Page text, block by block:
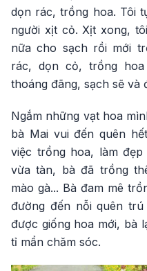
dọn rác, trồng hoa. Tôi
người xịt cỏ. Xịt xong,
nữa cho sạch rồi mới
rác, dọn cỏ, trồng
thoáng đãng, sạch sẽ và
Ngắm những vạt hoa
bà Mai vui đến quên
việc trồng hoa, làm
vừa tàn, bà đã trồng
mào gà... Bà đam mê
đường đến nỗi quên
được giống hoa mới, bà
tỉ mẩn chăm sóc.